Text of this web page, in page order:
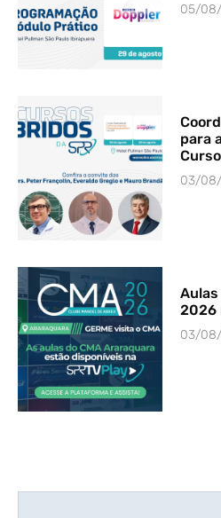
05/
para
03/
2026
03/